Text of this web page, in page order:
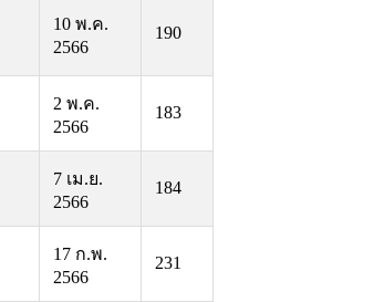
10 พ.ค.
2566
190
2 พ.ค.
2566
183
7 เม.ย.
2566
184
17 ก.พ.
2566
231